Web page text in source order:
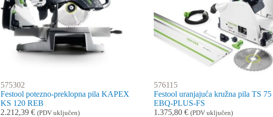
575302
Festool potezno-preklopna pila KAPEX
KS 120 REB
2.212,39€ (PDV uključen)
576115
Festool uranjajuća kružna pila TS 75
EBQ-PLUS-FS
1.375,80 € (PDV uključen)